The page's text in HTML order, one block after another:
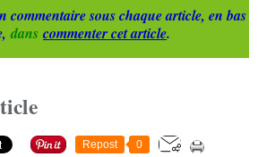
commentaire sous chaque article, en bas
dans commenter cet article.
Repost 0